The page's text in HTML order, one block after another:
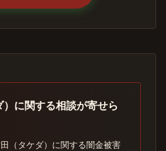
に関する相談が寄せら
（タケダ）に関する闇金被害